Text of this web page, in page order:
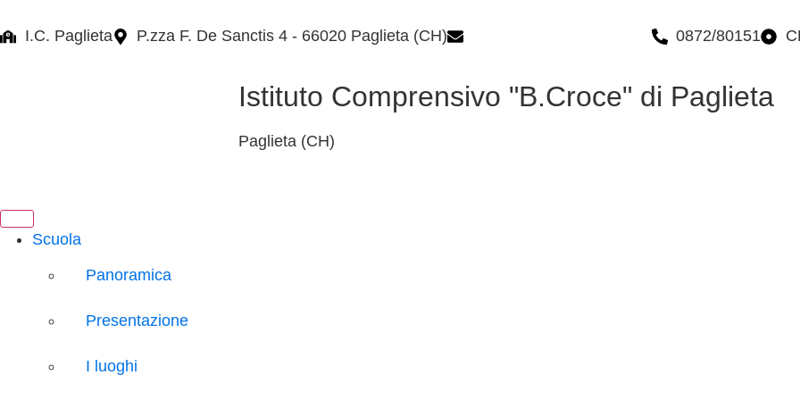
I.C. Paglieta P.zza F. De Sanctis 4 - 66020 Paglieta (CH) 0872/80151
Istituto Comprensivo "B.Croce" di Paglieta
Paglieta (CH)
Scuola
Panoramica
Presentazione
I luoghi